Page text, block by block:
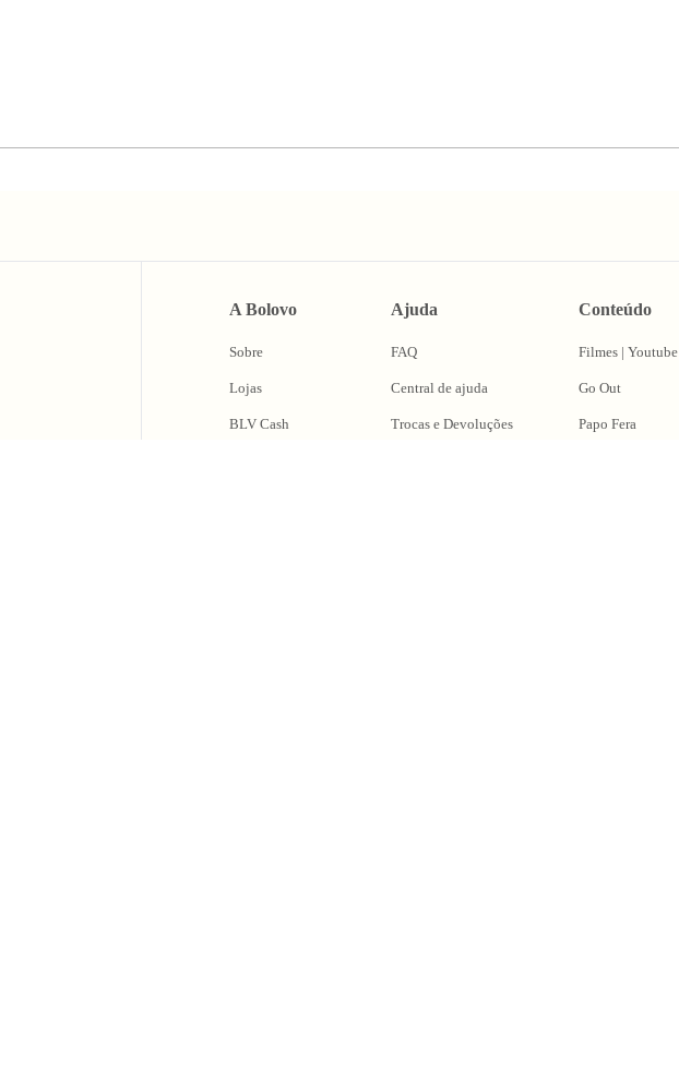
A Bolovo
Sobre
Lojas
BLV Cash
Ajuda
FAQ
Central de ajuda
Trocas e Devoluções
Conteúdo
Filmes | Youtube
Go Out
Papo Fera